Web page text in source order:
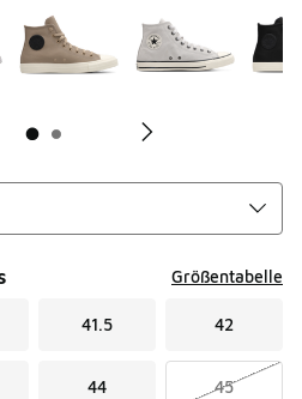
Größentabelle
41.5 42
44 45